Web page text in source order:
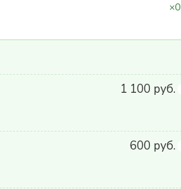
×0
1 100 руб.
600 руб.